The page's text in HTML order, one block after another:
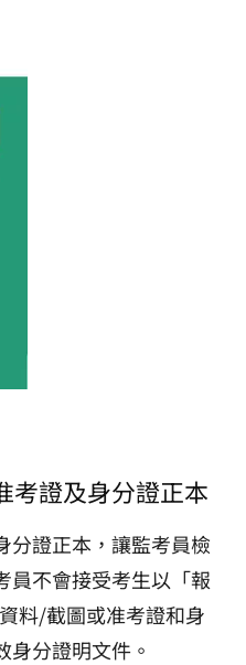
考證及身分證正本
分證正本，讓監考員檢
員不會接受考生以「報
料/截圖或准考證和身
身分證明文件。